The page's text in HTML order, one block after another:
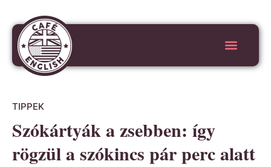
TIPPEK
Szókártyák a zsebben: így
rögzül a szókincs pár perc alatt